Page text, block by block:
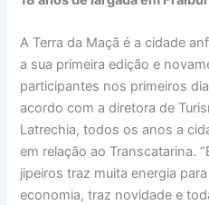
A Terra da Maçã é a cidade
a sua primeira edição e
participantes nos primeiros
acordo com a diretora de
Latrechia, todos os anos a
em relação ao Transcatarina.
jipeiros traz muita energia
economia, traz novidade e